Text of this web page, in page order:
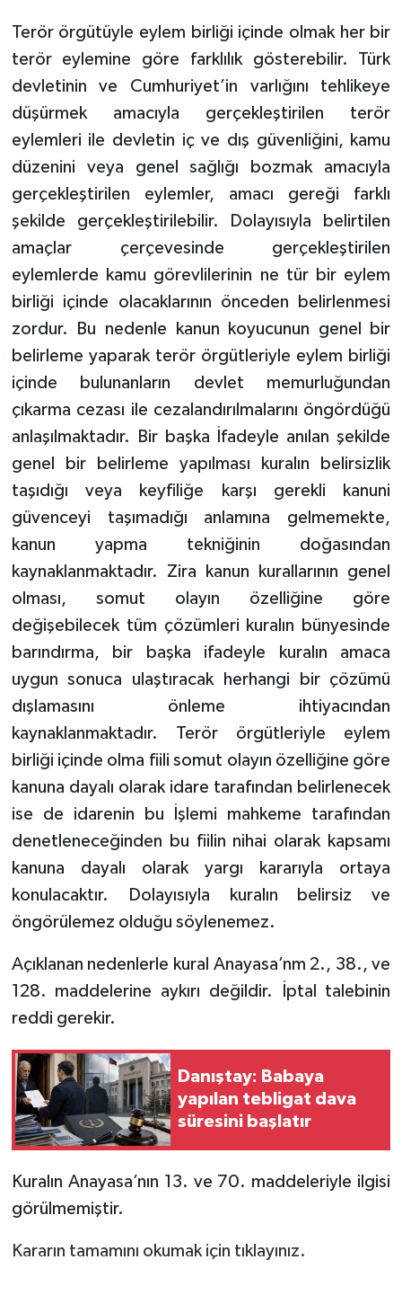
Terör örgütüyle eylem birliği içinde olmak her bir
terör eylemine göre farklılık gösterebilir. Türk
devletinin ve Cumhuriyet’in varlığını tehlikeye
düşürmek amacıyla gerçekleştirilen terör
eylemleri ile devletin iç ve dış güvenliğini, kamu
düzenini veya genel sağlığı bozmak amacıyla
gerçekleştirilen eylemler, amacı gereği farklı
şekilde gerçekleştirilebilir. Dolayısıyla belirtilen
amaçlar çerçevesinde gerçekleştirilen
eylemlerde kamu görevlilerinin ne tür bir eylem
birliği içinde olacaklarının önceden belirlenmesi
zordur. Bu nedenle kanun koyucunun genel bir
belirleme yaparak terör örgütleriyle eylem birliği
içinde bulunanların devlet memurluğundan
çıkarma cezası ile cezalandırılmalarını öngördüğü
anlaşılmaktadır. Bir başka İfadeyle anılan şekilde
genel bir belirleme yapılması kuralın belirsizlik
taşıdığı veya keyfiliğe karşı gerekli kanuni
güvenceyi taşımadığı anlamına gelmemekte,
kanun yapma tekniğinin doğasından
kaynaklanmaktadır. Zira kanun kurallarının genel
olması, somut olayın özelliğine göre
değişebilecek tüm çözümleri kuralın bünyesinde
barındırma, bir başka ifadeyle kuralın amaca
uygun sonuca ulaştıracak herhangi bir çözümü
dışlamasını önleme ihtiyacından
kaynaklanmaktadır. Terör örgütleriyle eylem
birliği içinde olma fiili somut olayın özelliğine göre
kanuna dayalı olarak idare tarafından belirlenecek
ise de idarenin bu İşlemi mahkeme tarafından
denetleneceğinden bu fiilin nihai olarak kapsamı
kanuna dayalı olarak yargı kararıyla ortaya
konulacaktır. Dolayısıyla kuralın belirsiz ve
öngörülemez olduğu söylenemez.
Açıklanan nedenlerle kural Anayasa’nm 2., 38., ve
128. maddelerine aykırı değildir. İptal talebinin
reddi gerekir.
Danıştay: Babaya
yapılan tebligat dava
süresini başlatır
Kuralın Anayasa’nın 13. ve 70. maddeleriyle ilgisi
görülmemiştir.
Kararın tamamını okumak için tıklayınız.